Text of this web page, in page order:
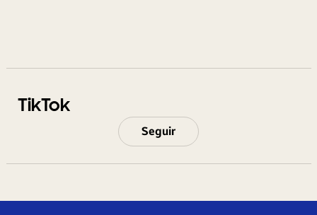
TikTok
Seguir